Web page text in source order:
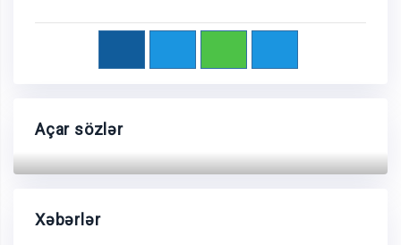
Açar sözlər
Xəbərlər